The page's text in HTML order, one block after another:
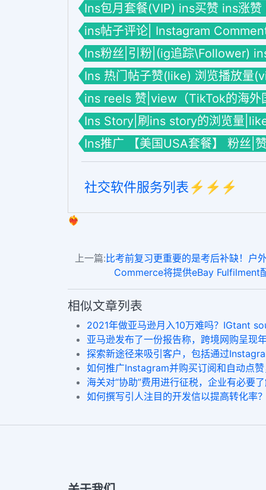
Ins包月套餐(VIP) ins买赞 ins涨赞
ins帖子评论| Instagram
Ins粉丝|引粉|(ig追踪\Follower)
Ins 热门帖子赞(like) 浏览播放量
ins reels 赞|view（TikTok的海外
Ins Story|刷ins story的浏览量
Ins推广 【美国USA套餐】 粉丝|赞
社交软件服务列表⚡️⚡️⚡️
❤️‍🔥
上一篇:比考前复习更重要的是考后补缺！
Commerce将提供eBay Fulfilment
相似文章列表
2021年做亚马逊月入10万难吗？IGtant
亚马逊发布了一份报告称，跨境网购呈现
探索新途径来吸引客户，包括通过
如何推广Instagram并购买订阅和自动点赞
海关对“协助”费用进行征税，企业有必要
如何撰写引人注目的开发信以提高转化率